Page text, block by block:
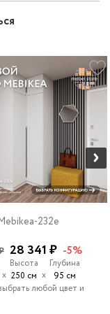
232e
28 341 ₽ -5%
х
Высота
250 см х
Глубина
95 см
любой цвет и